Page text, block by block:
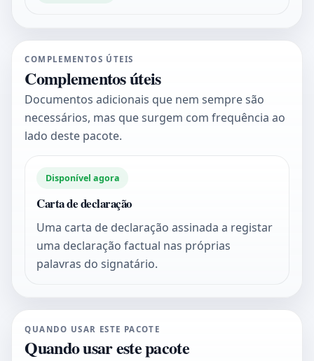
COMPLEMENTOS ÚTEIS
Complementos úteis
Documentos adicionais que nem sempre são
necessários, mas que surgem com frequência ao
lado deste pacote.
Disponível agora
Carta de declaração
Uma carta de declaração assinada a registar
uma declaração factual nas próprias
palavras do signatário.
QUANDO USAR ESTE PACOTE
Quando usar este pacote